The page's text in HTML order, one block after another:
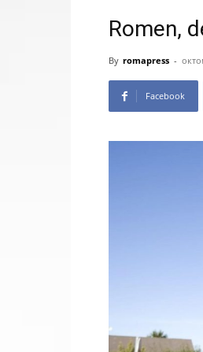
Romen,
By romapress -
Facebook